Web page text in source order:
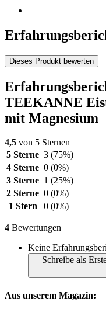
Dieses Produkt bewerten
TEEKANNE
mit Magnesium
4,5 von 5 Sternen
5 Sterne 3 (75%)
4 Sterne 0 (0%)
3 Sterne 1 (25%)
2 Sterne 0 (0%)
1 Stern
0 (0%)
4 Bewertungen
Keine
Schreibe als
Aus unserem Magazin: